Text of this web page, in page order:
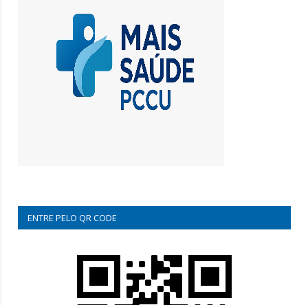
ENTRE PELO QR CODE